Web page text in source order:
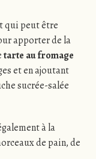
qui peut être
apporter de la
tarte au fromage
et en ajoutant
sucrée-salée
à la
de pain, de